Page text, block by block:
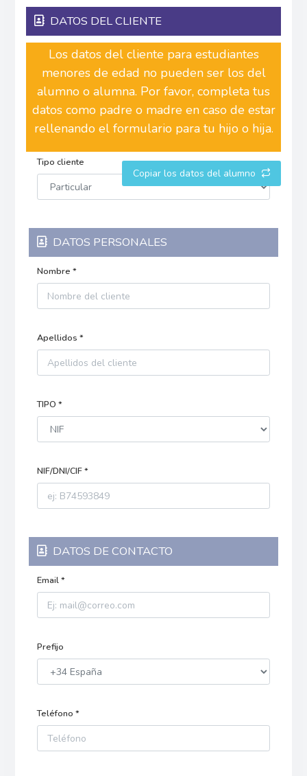
DATOS DEL CLIENTE
Los datos del cliente para estudiantes
menores de edad no pueden ser los del
alumno o alumna. Por favor, completa tus
datos como padre o madre en caso de estar
rellenando el formulario para tu hijo o hija.
Tipo cliente
DATOS PERSONALES
Nombre *
Apellidos *
TIPO *
NIF/DNI/CIF *
DATOS DE CONTACTO
Email *
Prefijo
Teléfono *